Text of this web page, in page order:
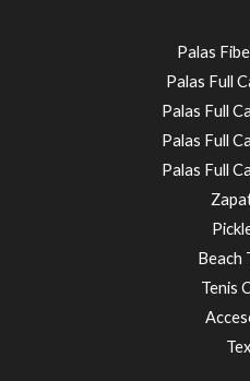
Palas
Palas Full
Palas Full
Palas Full
Palas Full
Beach
Tenis